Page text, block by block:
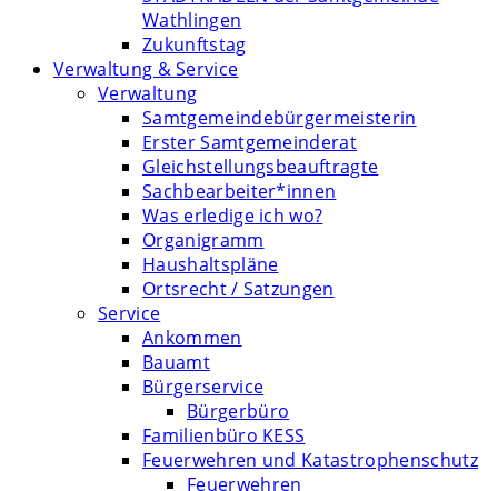
Wathlingen
Zukunftstag
Verwaltung & Service
Verwaltung
Samtgemeindebürgermeisterin
Erster Samtgemeinderat
Gleichstellungsbeauftragte
Sachbearbeiter*innen
Was erledige ich wo?
Organigramm
Haushaltspläne
Ortsrecht / Satzungen
Service
Ankommen
Bauamt
Bürgerservice
Bürgerbüro
Familienbüro KESS
Feuerwehren und Katastrophenschutz
Feuerwehren